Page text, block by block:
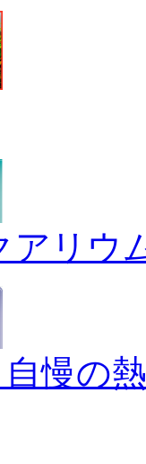
アリウ
自慢の